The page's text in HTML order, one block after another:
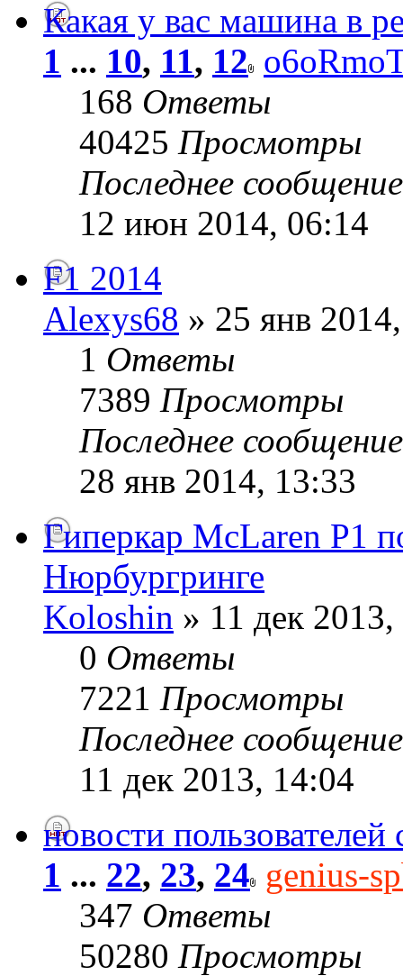
Какая у вас машина в
1 ... 10, 11, 12
168 Ответы
40425 Просмотры
Последнее
12 июн 2014, 06:14
F1 2014
Alexys68 » 25 янв
1 Ответы
7389 Просмотры
Последнее
28 янв 2014, 13:33
Гиперкар McLaren P1
Нюрбургринге
Koloshin » 11 дек
0 Ответы
7221 Просмотры
Последнее
11 дек 2013, 14:04
новости пользователей
1 ... 22, 23, 24 genius-
347 Ответы
50280 Просмотры